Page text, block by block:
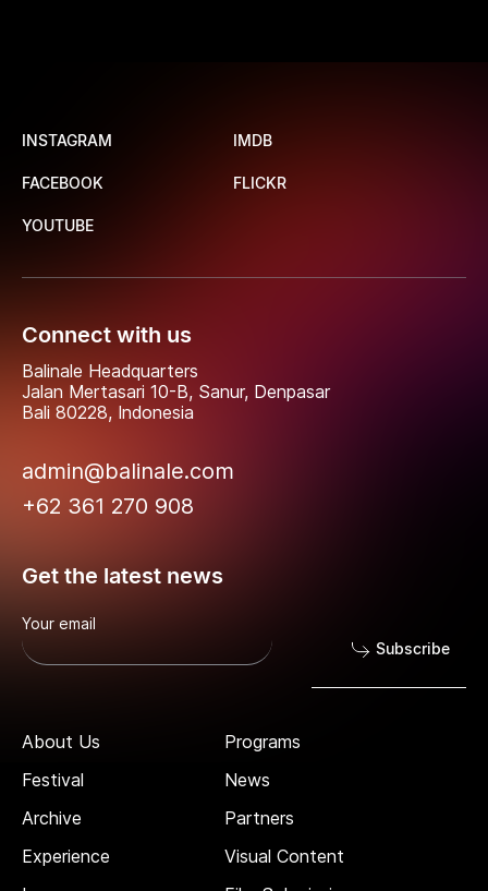
INSTAGRAM
FACEBOOK
YOUTUBE
IMDB
FLICKR
Connect with us
Balinale Headquarters
Jalan Mertasari 10-B, Sanur, Denpasar
Bali 80228, Indonesia
admin@balinale.com
+62 361 270 908
About Us
Festival
Archive
Experience
Programs
News
Partners
Visual Content
Get the latest news
Your email
Subscribe